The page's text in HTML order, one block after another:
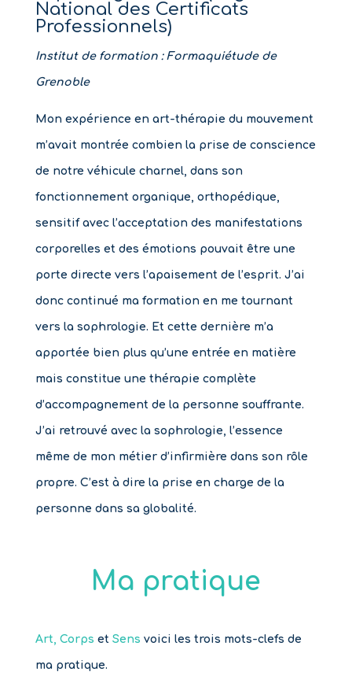
National des Certificats
Professionnels)
Institut de formation : Formaquiétude de
Grenoble
Mon expérience en art-thérapie du mouvement
m’avait montrée combien la prise de conscience
de notre véhicule charnel, dans son
fonctionnement organique, orthopédique,
sensitif avec l’acceptation des manifestations
corporelles et des émotions pouvait être une
porte directe vers l’apaisement de l’esprit. J’ai
donc continué ma formation en me tournant
vers la sophrologie. Et cette dernière m’a
apportée bien plus qu’une entrée en matière
mais constitue une thérapie complète
d’accompagnement de la personne souffrante.
J’ai retrouvé avec la sophrologie, l’essence
même de mon métier d’infirmière dans son rôle
propre. C’est à dire la prise en charge de la
personne dans sa globalité.
Ma pratique
Art Corps et Sens voici les trois mots-clefs de
ma pratique.